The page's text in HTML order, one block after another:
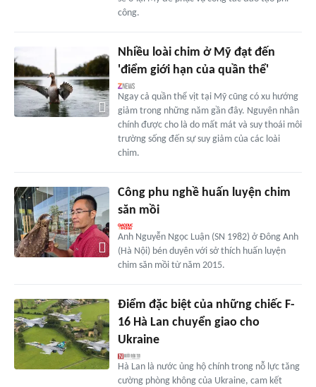
công.
Nhiều loài chim ở Mỹ đạt đến
'điểm giới hạn của quần thể'
Ngay cả quần thể vịt tại Mỹ cũng có xu hướng
giảm trong những năm gần đây. Nguyên nhân
chính được cho là do mất mát và suy thoái môi
trường sống đến sự suy giảm của các loài
chim.
Công phu nghề huấn luyện chim
săn mồi
Anh Nguyễn Ngọc Luận (SN 1982) ở Đông Anh
(Hà Nội) bén duyên với sở thích huấn luyện
chim săn mồi từ năm 2015.
Điểm đặc biệt của những chiếc F-
16 Hà Lan chuyển giao cho
Ukraine
Hà Lan là nước ủng hộ chính trong nỗ lực tăng
cường phòng không của Ukraine, cam kết